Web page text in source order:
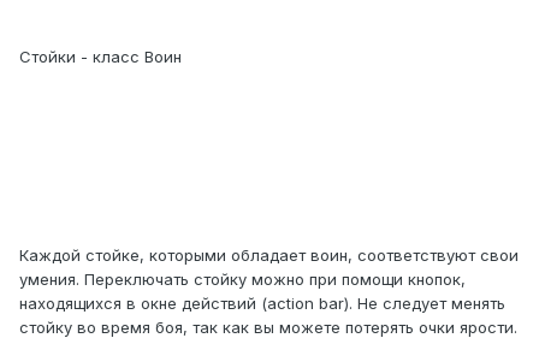
Стойки - класс Воин
Каждой стойке, которыми обладает воин, соответствуют свои
умения. Переключать стойку можно при помощи кнопок,
находящихся в окне действий (action bar). Не следует менять
стойку во время боя, так как вы можете потерять очки ярости.